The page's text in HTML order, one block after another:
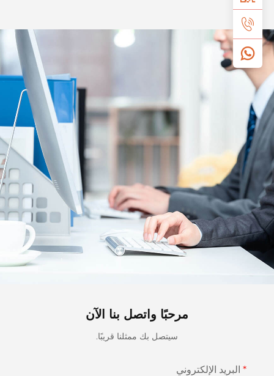
مرحبًا واتصل بنا الآن
سيتصل بك ممثلنا قريبًا.
البريد الإلكتروني